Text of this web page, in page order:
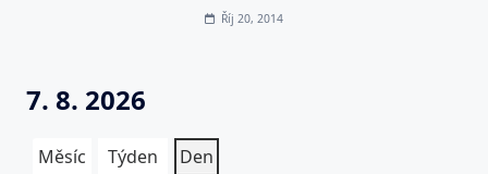
Říj 20, 2014
7. 8. 2026
Měsíc Týden
Den